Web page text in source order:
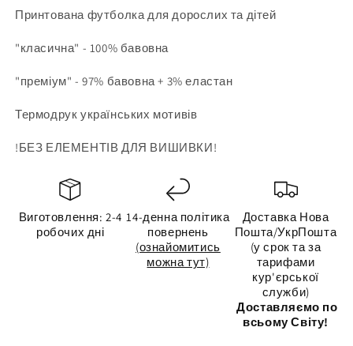
Принтована футболка для дорослих та дітей
"класична" - 100% бавовна
"преміум" - 97% бавовна + 3% еластан
Термодрук українських мотивів
!БЕЗ ЕЛЕМЕНТІВ ДЛЯ ВИШИВКИ!
Виготовлення: 2-4
робочих дні
14-денна політика
повернень
(ознайомитись
можна тут)
Доставка Нова
Пошта/УкрПошта
(у срок та за
тарифами
кур'єрської
служби)
Доставляємо по
всьому Світу!